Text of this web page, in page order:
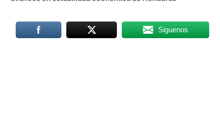
Siguenos